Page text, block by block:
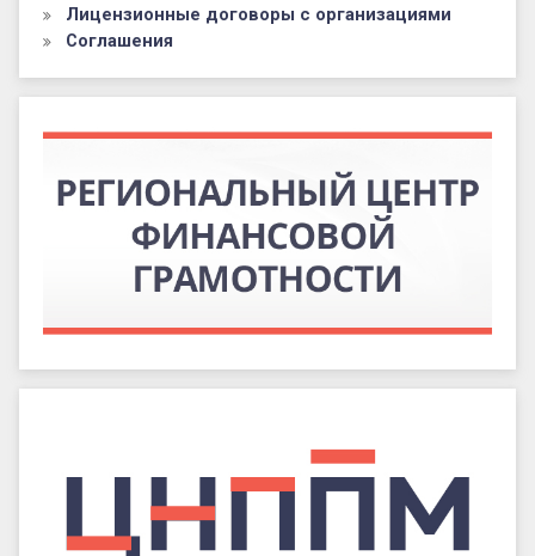
Лицензионные договоры с организациями
Соглашения